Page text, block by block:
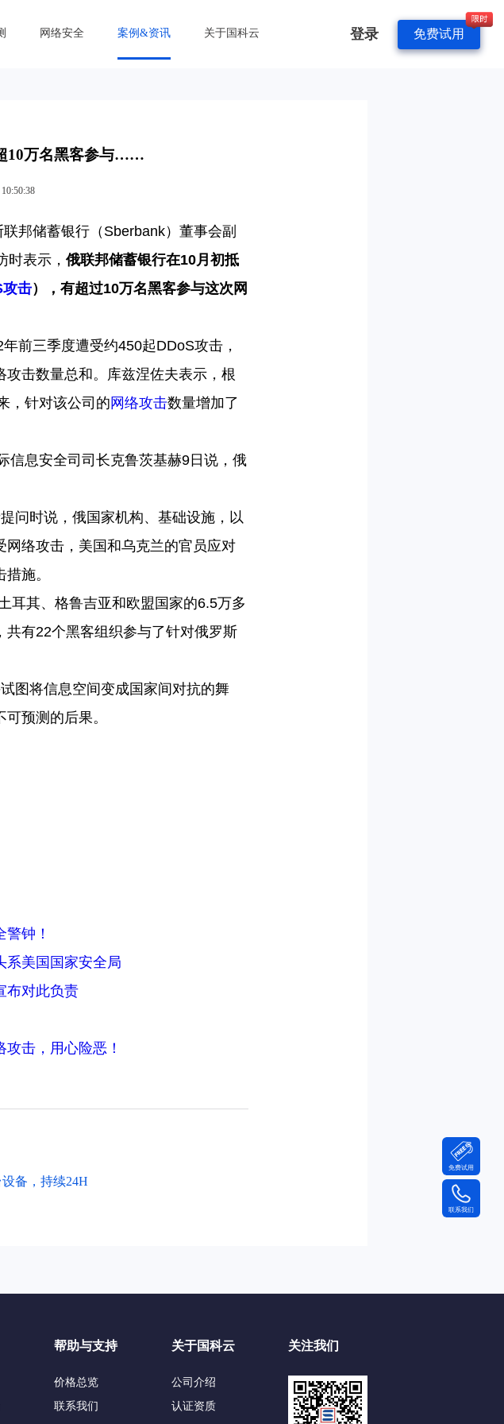
网络安全 案例&资讯 关于国科云 登录 免费试用
10万名黑客参与……
邦储蓄银行（Sberbank）董事会副
时表示， 俄联邦储蓄银行在10月初抵
击），有超过10万名黑客参与这次网
年前三季度遭受约450起DDoS攻击，
击数量总和。库兹涅佐夫表示，根
，针对该公司的 网络攻击数量增加了
信息安全司司长克鲁茨基赫9日说，俄
问时说，俄国家机构、基础设施，以
络攻击，美国和乌克兰的官员应对
施。
耳其、格鲁吉亚和欧盟国家的6.5万多
有22个黑客组织参与了针对俄罗斯
图将信息空间变成国家间对抗的舞
预测的后果。
钟！
系美国国家安全局
布对此负责
击，用心险恶！
备，持续24H
帮助与支持
价格总览
联系我们
关于国科云
公司介绍
认证资质
关注我们
免费试用
联系我们